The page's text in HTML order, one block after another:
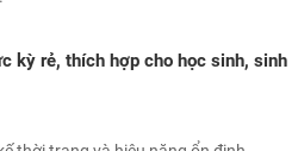
kỳ rẻ, thích hợp cho học sinh, sinh